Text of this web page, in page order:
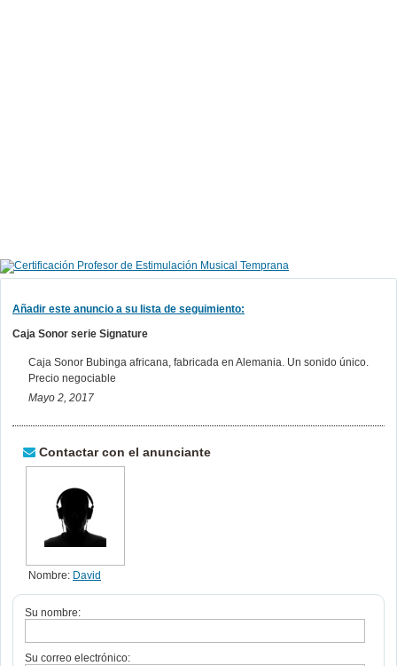
Añadir este anuncio a su lista de seguimiento:
Caja Sonor serie Signature
Caja Sonor Bubinga africana, fabricada en Alemania. Un sonido único.
Precio negociable
Mayo 2, 2017
Contactar con el anunciante
Nombre: David
Su nombre:
Su correo electrónico: